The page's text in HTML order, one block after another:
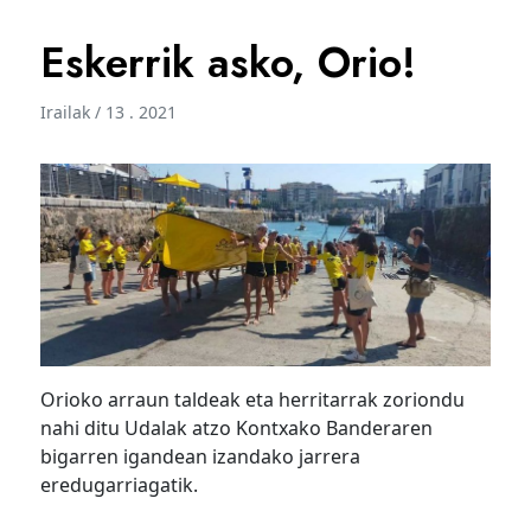
Eskerrik asko, Orio!
Irailak / 13 . 2021
Orioko arraun taldeak eta herritarrak zoriondu
nahi ditu Udalak atzo Kontxako Banderaren
bigarren igandean izandako jarrera
eredugarriagatik.